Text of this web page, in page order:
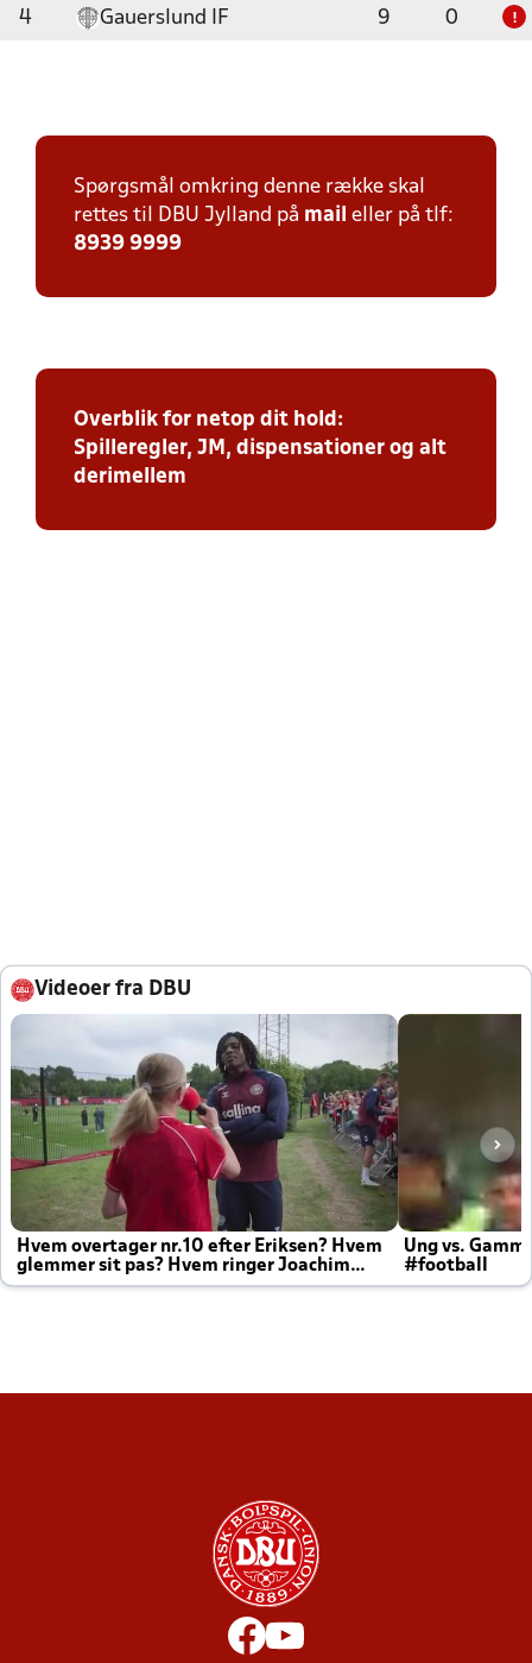
4 Gauerslund IF 9 0 !
Spørgsmål omkring denne række skal
rettes til DBU Jylland på mail eller på tlf:
8939 9999
Overblik for netop dit hold:
Spilleregler, JM, dispensationer og alt
derimellem
Videoer fra DBU
Hvem overtager nr.10 efter Eriksen? Hvem
glemmer sit pas? Hvem ringer Joachim
altid til efter kampe?
Ung vs.
#football